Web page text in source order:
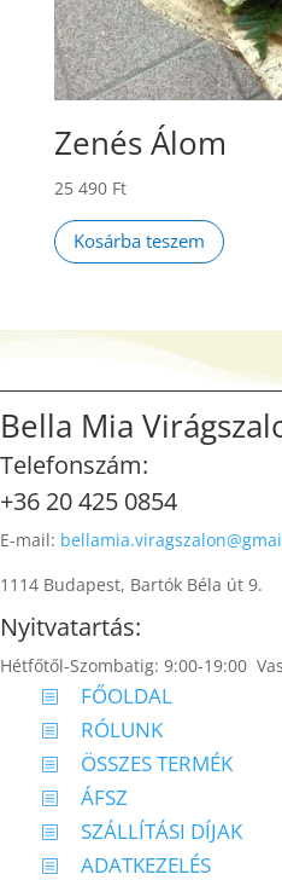
Zenés Álom
25 490 Ft
Kosárba teszem
Bella Mia
Telefonszám:
+36 20 425 0854
E-mail:
1114 Budapest, Bartók Béla út 9.
Nyitvatartás:
Hétfőtől-Szombatig: 9:00-19:00
b FŐOLDAL
b RÓLUNK
b ÖSSZES TERMÉK
b ÁFSZ
b SZÁLLÍTÁSI DÍJAK
b ADATKEZELÉS